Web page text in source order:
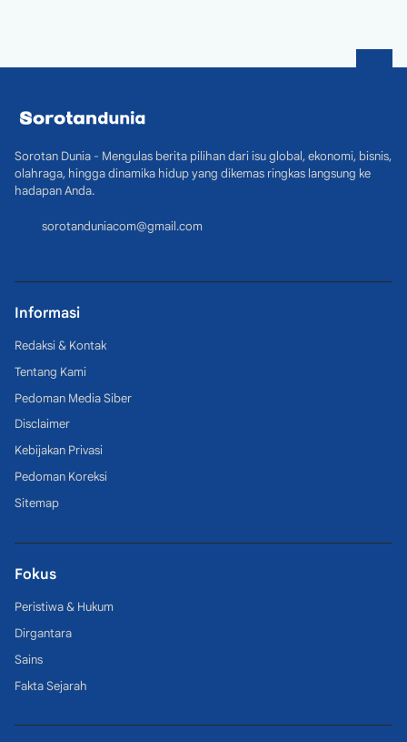
Sorotan Dunia - Mengulas berita pilihan dari isu global, ekonomi, bisnis,
olahraga, hingga dinamika hidup yang dikemas ringkas langsung ke
hadapan Anda.
sorotanduniacom@gmail.com
Informasi
Redaksi & Kontak
Tentang Kami
Pedoman Media Siber
Disclaimer
Kebijakan Privasi
Pedoman Koreksi
Sitemap
Fokus
Peristiwa & Hukum
Dirgantara
Sains
Fakta Sejarah